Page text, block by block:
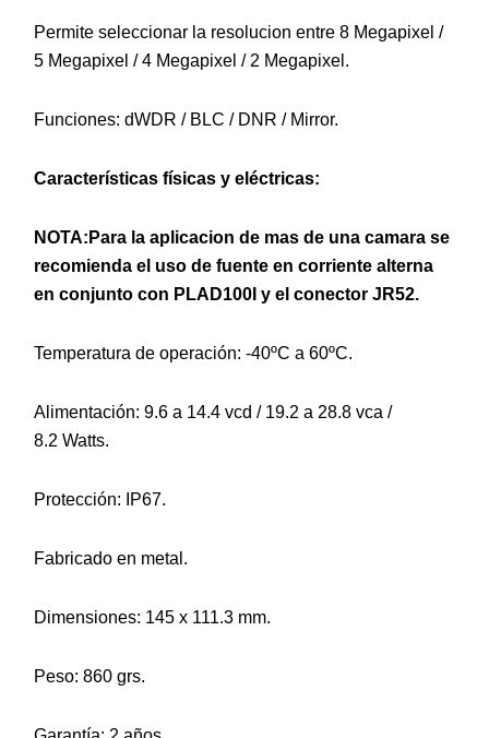
Permite seleccionar la resolucion entre 8 Megapixel /
5 Megapixel / 4 Megapixel / 2 Megapixel.
Funciones: dWDR / BLC / DNR / Mirror.
Características físicas y eléctricas:
NOTA:Para la aplicacion de mas de una camara se
recomienda el uso de fuente en corriente alterna
en conjunto con PLAD100I y el conector JR52.
Temperatura de operación: -40ºC a 60ºC.
Alimentación: 9.6 a 14.4 vcd / 19.2 a 28.8 vca /
8.2 Watts.
Protección: IP67.
Fabricado en metal.
Dimensiones: 145 x 111.3 mm.
Peso: 860 grs.